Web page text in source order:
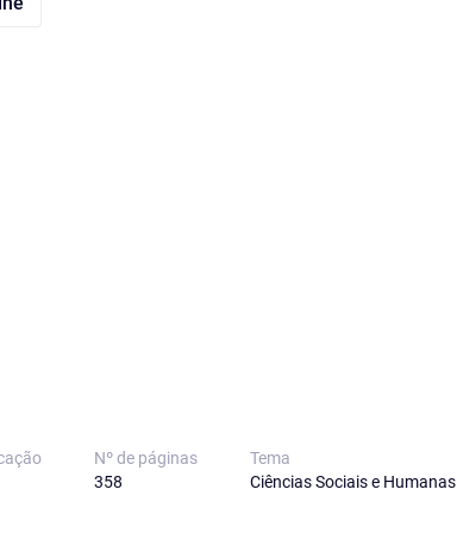
Nº de páginas
358
Tema
Ciências Sociais e Humanas